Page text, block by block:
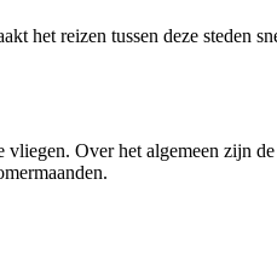
het reizen tussen deze steden
Over het algemeen zijn